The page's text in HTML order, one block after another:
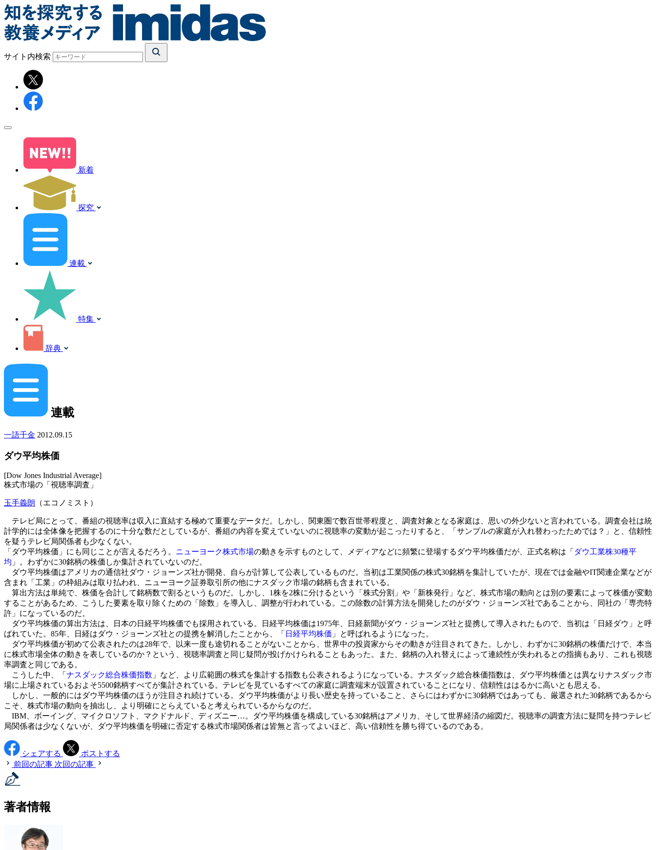
サイト内検索
新着
探究
連載
特集
辞典
連載
一語千金 2012.09.15
ダウ平均株価
[Dow Jones Industrial Average]
株式市場の「視聴率調査」
玉手義朗 （エコノミスト）
テレビ局にとって、番組の視聴率は収入に直結する極めて重要なデータだ。しかし、関東圏で数百世帯程度と、調査対象となる家庭は、思いの外少ないと言われている。調査会社は統
計学的には全体像を把握するのに十分な数だとしているが、番組の内容を変えていないのに視聴率の変動が起こったりすると、「サンプルの家庭が入れ替わったためでは？」と、信頼性
を疑うテレビ局関係者も少なくない。
「ダウ平均株価」にも同じことが言えるだろう。 ニューヨーク株式市場の動きを示すものとして、メディアなどに頻繁に登場するダウ平均株価だが、正式名称は「 ダウ工業株30種平
均 」。わずかに30銘柄の株価しか集計されていないのだ。
ダウ平均株価はアメリカの通信社ダウ・ジョーンズ社が開発、自らが計算して公表しているものだ。当初は工業関係の株式30銘柄を集計していたが、現在では金融やIT関連企業などが
含まれ「工業」の枠組みは取り払われ、ニューヨーク証券取引所の他にナスダック市場の銘柄も含まれている。
算出方法は単純で、株価を合計して銘柄数で割るというものだ。しかし、1株を2株に分けるという「株式分割」や「新株発行」など、株式市場の動向とは別の要素によって株価が変動
することがあるため、こうした要素を取り除くための「除数」を導入し、調整が行われている。この除数の計算方法を開発したのがダウ・ジョーンズ社であることから、同社の「専売特
許」になっているのだ。
ダウ平均株価の算出方法は、日本の日経平均株価でも採用されている。日経平均株価は1975年、日経新聞がダウ・ジョーンズ社と提携して導入されたもので、当初は「日経ダウ」と呼
ばれていた。85年、日経はダウ・ジョーンズ社との提携を解消したことから、「 日経平均株価 」と呼ばれるようになった。
ダウ平均株価が初めて公表されたのは28年で、以来一度も途切れることがないことから、世界中の投資家からその動きが注目されてきた。しかし、わずかに30銘柄の株価だけで、本当
に株式市場全体の動きを表しているのか？という、視聴率調査と同じ疑問が投げかけられることもあった。また、銘柄の入れ替えによって連続性が失われるとの指摘もあり、これも視聴
率調査と同じである。
こうした中、「 ナスダック総合株価指数 」など、より広範囲の株式を集計する指数も公表されるようになっている。ナスダック総合株価指数は、ダウ平均株価とは異なりナスダック市
場に上場されているおよそ5500銘柄すべてが集計されている。テレビを見ているすべての家庭に調査端末が設置されていることになり、信頼性ははるかに高いとも思える。
しかし、一般的にはダウ平均株価のほうが注目され続けている。ダウ平均株価がより長い歴史を持っていること、さらにはわずかに30銘柄ではあっても、厳選された30銘柄であるから
こそ、株式市場の動向を抽出し、より明確にとらえていると考えられているからなのだ。
IBM、ボーイング、マイクロソフト、マクドナルド、ディズニー…。ダウ平均株価を構成している30銘柄はアメリカ、そして世界経済の縮図だ。視聴率の調査方法に疑問を持つテレビ
局関係者は少なくないが、ダウ平均株価を明確に否定する株式市場関係者は皆無と言ってよいほど、高い信頼性を勝ち得ているのである。
シェアする
ポストする
前回の記事 次回の記事
著者情報